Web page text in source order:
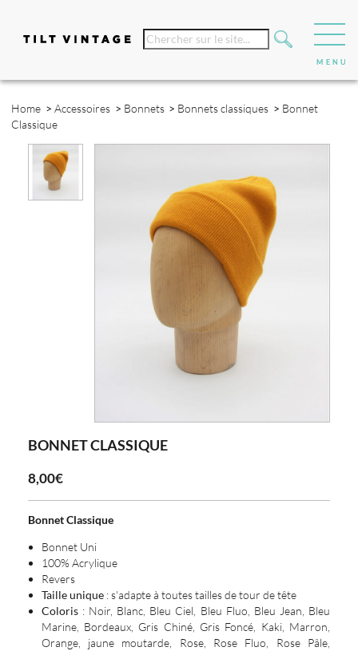
Home > Accessoires > Bonnets > Bonnets classiques > Bonnet
Classique
BONNET CLASSIQUE
8,00€
Bonnet Classique
Bonnet Uni
100% Acrylique
Revers
Taille unique: s'adapte à toutes tailles de tour de tête
Coloris : Noir, Blanc, Bleu Ciel, Bleu Fluo, Bleu Jean, Bleu
Marine, Bordeaux, Gris Chiné, Gris Foncé, Kaki, Marron,
Orange, jaune moutarde, Rose, Rose Fluo, Rose Pâle,